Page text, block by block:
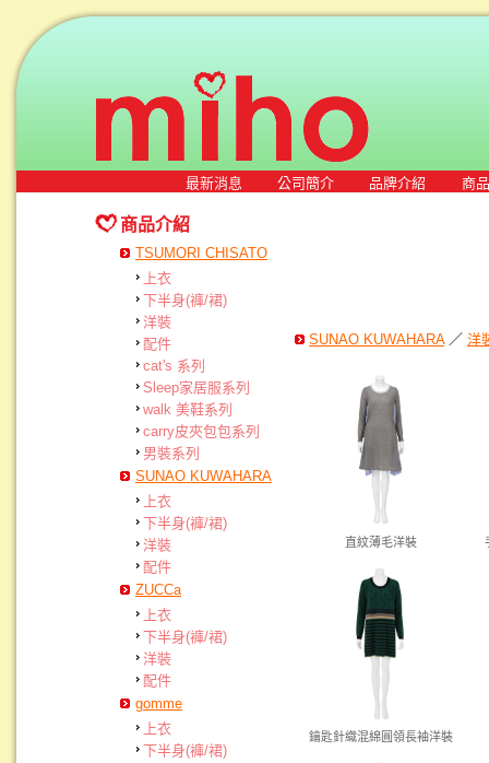
最新消息 公司簡介 品牌介紹 商
商品介紹
TSUMORI CHISATO
上衣
下半身(褲/裙)
洋裝
配件
cat's 系列
Sleep家居服系列
walk 美鞋系列
carry皮夾包包系列
男裝系列
SUNAO KUWAHARA
上衣
下半身(褲/裙)
洋裝
配件
ZUCCa
上衣
下半身(褲/裙)
洋裝
配件
gomme
上衣
下半身(褲/裙)
SUNAO KUWAHARA／ 洋
直紋薄毛洋裝
鑰匙針織混綿圓領長袖洋裝